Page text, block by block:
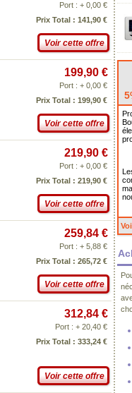
Port : + 0,00 €
Prix Total : 141,90 €
Voir cette offre
199,90 €
Port : + 0,00 €
Prix Total : 199,90 €
Voir cette offre
219,90 €
Port : + 0,00 €
Prix Total : 219,90 €
Voir cette offre
259,84 €
Port : + 5,88 €
Prix Total : 265,72 €
Voir cette offre
312,84 €
Port : + 20,40 €
Prix Total : 333,24 €
Voir cette offre